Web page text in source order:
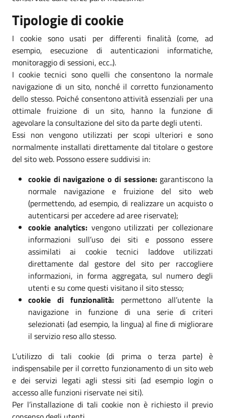
Tipologie di cookie
I cookie sono usati per differenti finalità (come, ad
esempio, esecuzione di autenticazioni informatiche,
monitoraggio di sessioni, ecc..).
I cookie tecnici sono quelli che consentono la normale
navigazione di un sito, nonché il corretto funzionamento
dello stesso. Poiché consentono attività essenziali per una
ottimale fruizione di un sito, hanno la funzione di
agevolare la consultazione del sito da parte degli utenti.
Essi non vengono utilizzati per scopi ulteriori e sono
normalmente installati direttamente dal titolare o gestore
del sito web. Possono essere suddivisi in:
cookie di navigazione o di sessione:garantiscono la
normale navigazione e fruizione del sito web
(permettendo, ad esempio, di realizzare un acquisto o
autenticarsi per accedere ad aree riservate);
cookie analytics: vengono utilizzati per collezionare
informazioni sull’uso dei siti e possono essere
assimilati ai cookie tecnici laddove utilizzati
direttamente dal gestore del sito per raccogliere
informazioni, in forma aggregata, sul numero degli
utenti e su come questi visitano il sito stesso;
cookie di funzionalità: permettono all’utente la
navigazione in funzione di una serie di criteri
selezionati (ad esempio, la lingua) al fine di migliorare
il servizio reso allo stesso.
L’utilizzo di tali cookie (di prima o terza parte) è
indispensabile per il corretto funzionamento di un sito web
e dei servizi legati agli stessi siti (ad esempio login o
accesso alle funzioni riservate nei siti).
Per l’installazione di tali cookie non è richiesto il previo